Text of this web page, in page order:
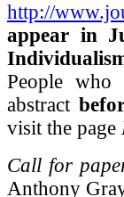
http://
appear in
People
abstract
visit the page
Call for
Anthony